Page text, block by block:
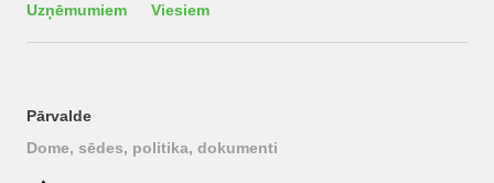
Uzņēmumiem Viesiem
Pārvalde
Dome, sēdes, politika, dokumenti